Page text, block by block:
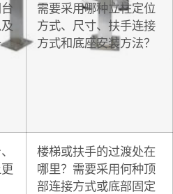
需要采用哪种立柱定位
方式、尺寸、扶手连接
方式和底座安装方法？
楼梯或扶手的过渡处在
哪里？需要采用何种顶
部连接方式或底部固定